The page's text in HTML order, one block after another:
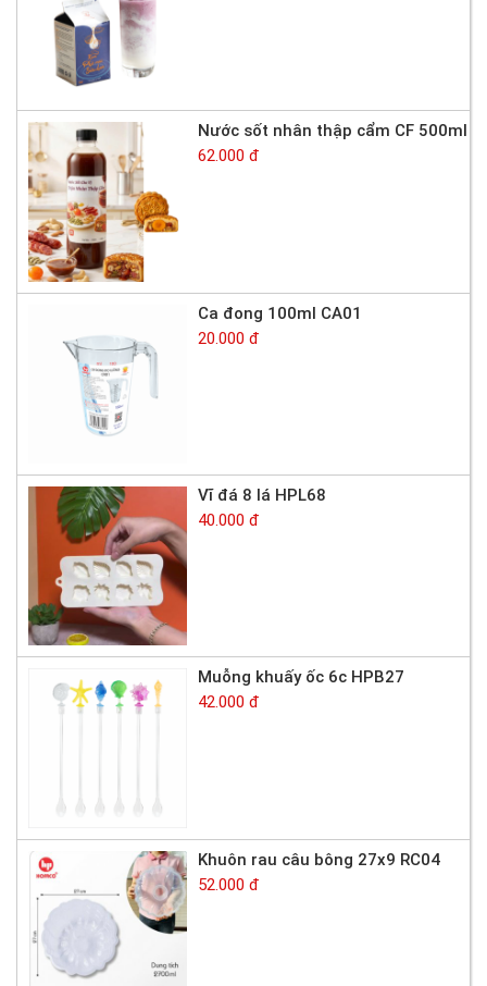
Nước sốt nhân thập cẩm CF 500ml
62.000 đ
Ca đong 100ml CA01
20.000 đ
Vĩ đá 8 lá HPL68
40.000 đ
Muỗng khuấy ốc 6c HPB27
42.000 đ
Khuôn rau câu bông 27x9 RC04
52.000 đ